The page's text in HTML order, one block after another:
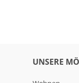
UNSERE